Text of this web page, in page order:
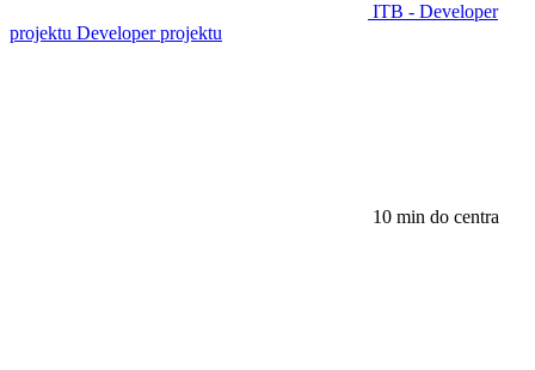
ITB - Developer
projektu Developer projektu
10 min do centra